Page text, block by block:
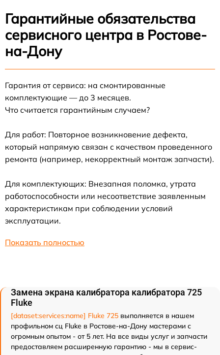
Гарантийные обязательства
сервисного центра в Ростове-
на-Дону
Гарантия от сервиса: на смонтированные
комплектующие — до 3 месяцев.
Что считается гарантийным случаем?
Для работ: Повторное возникновение дефекта,
который напрямую связан с качеством проведенного
ремонта (например, некорректный монтаж запчасти).
Для комплектующих: Внезапная поломка, утрата
работоспособности или несоответствие заявленным
характеристикам при соблюдении условий
эксплуатации.
Показать полностью
Замена экрана калибратора калибратора 725
Fluke
[dataset:services:name] Fluke 725 выполняется в нашем
профильном сц Fluke в Ростове-на-Дону мастерами с
огромным опытом - от 5 лет. На все виды услуг и запчасти
предоставляем расширенную гарантию - мы в сервис-